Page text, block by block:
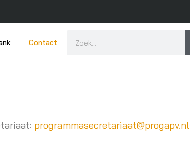
Contact
programmasecretariaat@progapv.nl